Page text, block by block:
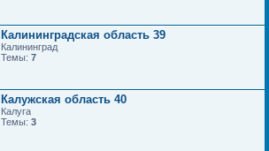
Калининградская область 39
Калининград
Темы: 7
Калужская область 40
Калуга
Темы: 3